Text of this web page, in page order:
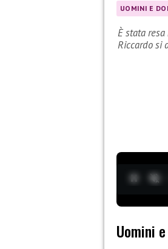
UOMINI E
È stata
Riccardo si
Uomini